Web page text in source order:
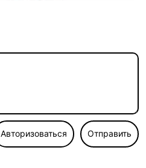
Авторизоваться Отправить